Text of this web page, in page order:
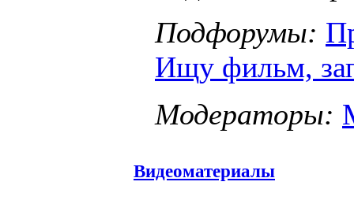
Подфорумы:
Ищу фильм,
Модераторы:
Видеоматериалы